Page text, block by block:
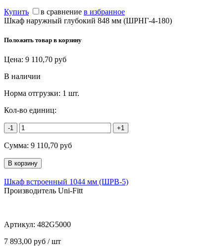
Купить в сравнение в избранное
Шкаф наружный глубокий 848 мм (ШРНГ-4-180)
Положить товар в корзину
Цена: 9 110,70 руб
В наличии
Норма отгрузки: 1 шт.
Кол-во единиц:
-1 +1
Сумма: 9 110,70 руб
Шкаф встроенный 1044 мм (ШРВ-5)
Производитель Uni-Fitt
Артикул: 482G5000
7 893,00 руб / шт